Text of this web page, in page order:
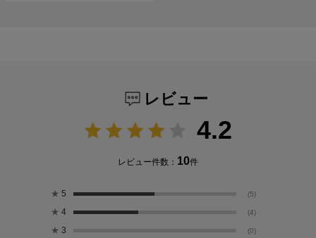
レビュー
4.2
レビュー件数： 10件
★ 5 (5)
★ 4 (4)
★ 3 (0)